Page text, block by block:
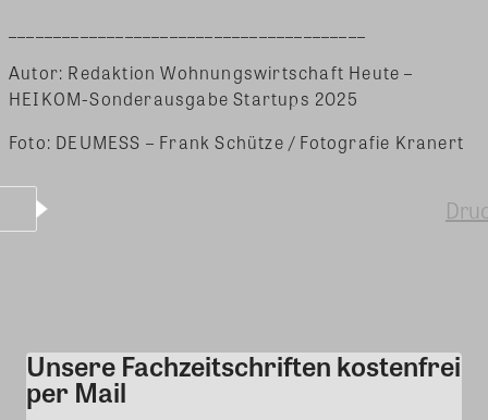
Autor: Redaktion Wohnungswirtschaft Heute –
HEIKOM-Sonderausgabe Startups 2025
Foto: DEUMESS – Frank Schütze / Fotografie Kranert
Kommentar
Unsere Fachzeitschriften kostenfrei
per Mail